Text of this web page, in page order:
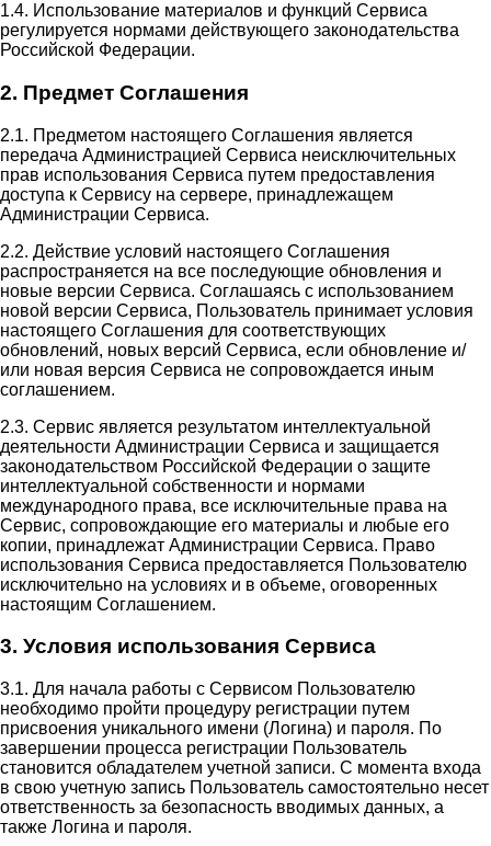
1.4. Использование материалов и функций Сервиса
регулируется нормами действующего законодательства
Российской Федерации.
2. Предмет Соглашения
2.1. Предметом настоящего Соглашения является
передача Администрацией Сервиса неисключительных
прав использования Сервиса путем предоставления
доступа к Сервису на сервере, принадлежащем
Администрации Сервиса.
2.2. Действие условий настоящего Соглашения
распространяется на все последующие обновления и
новые версии Сервиса. Соглашаясь с использованием
новой версии Сервиса, Пользователь принимает условия
настоящего Соглашения для соответствующих
обновлений, новых версий Сервиса, если обновление и/
или новая версия Сервиса не сопровождается иным
соглашением.
2.3. Сервис является результатом интеллектуальной
деятельности Администрации Сервиса и защищается
законодательством Российской Федерации о защите
интеллектуальной собственности и нормами
международного права, все исключительные права на
Сервис, сопровождающие его материалы и любые его
копии, принадлежат Администрации Сервиса. Право
использования Сервиса предоставляется Пользователю
исключительно на условиях и в объеме, оговоренных
настоящим Соглашением.
3. Условия использования Сервиса
3.1. Для начала работы с Сервисом Пользователю
необходимо пройти процедуру регистрации путем
присвоения уникального имени (Логина) и пароля. По
завершении процесса регистрации Пользователь
становится обладателем учетной записи. С момента входа
в свою учетную запись Пользователь самостоятельно несет
ответственность за безопасность вводимых данных, а
также Логина и пароля.